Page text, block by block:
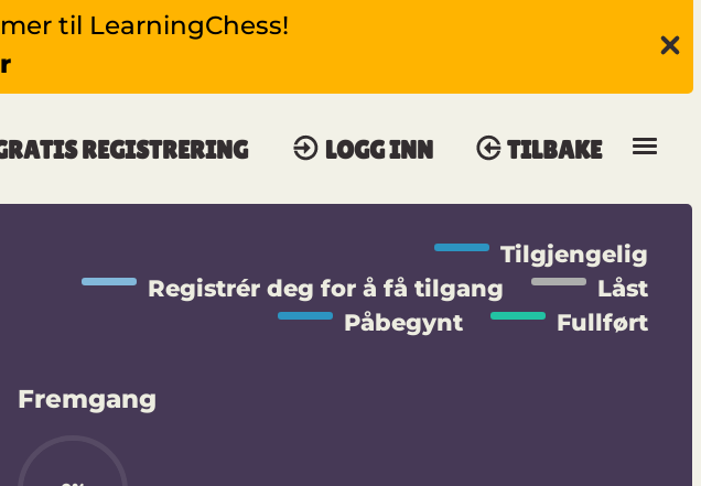
til LearningChess!
TILBAKE
LOGG INN
REGISTRERING
Tilgjengelig
Registrér deg for å få tilgang
Låst
Påbegynt
Fullført
Fremgang